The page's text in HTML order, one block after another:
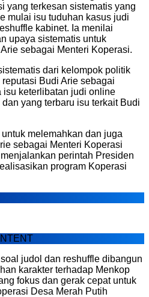
yang terkesan sistematis yang
mulai isu tuduhan kasus judi
kabinet. Ia menilai
upaya sistematis untuk
sebagai Menteri Koperasi.
dari kelompok politik
Budi Arie sebagai
isu keterlibatan judi online
yang terbaru isu terkait Budi
melemahkan dan juga
sebagai Menteri Koperasi
perintah Presiden
program Koperasi
judol dan reshuffle dibangun
karakter terhadap Menkop
fokus dan gerak cepat untuk
Desa Merah Putih